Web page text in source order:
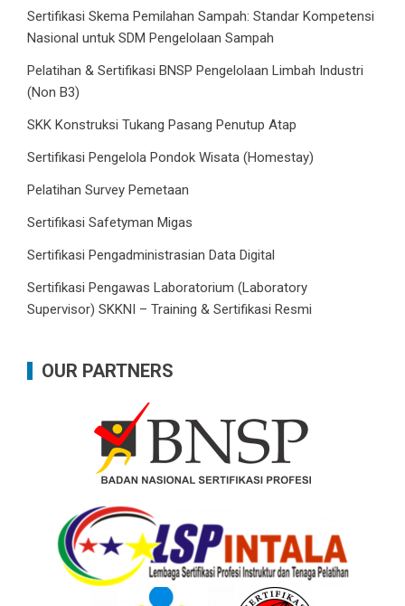
Sertifikasi Skema Pemilahan Sampah: Standar Kompetensi
Nasional untuk SDM Pengelolaan Sampah
Pelatihan & Sertifikasi BNSP Pengelolaan Limbah Industri
(Non B3)
SKK Konstruksi Tukang Pasang Penutup Atap
Sertifikasi Pengelola Pondok Wisata (Homestay)
Pelatihan Survey Pemetaan
Sertifikasi Safetyman Migas
Sertifikasi Pengadministrasian Data Digital
Sertifikasi Pengawas Laboratorium (Laboratory
Supervisor) SKKNI – Training & Sertifikasi Resmi
OUR PARTNERS